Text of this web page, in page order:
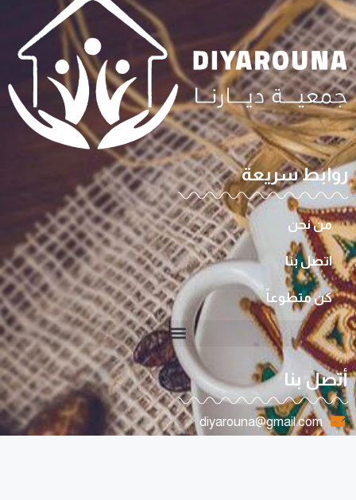
روابط سريعة
من نحن
اتصل بنا
كن متطوعاً
أتصل بنا
diyarouna@gmail.com